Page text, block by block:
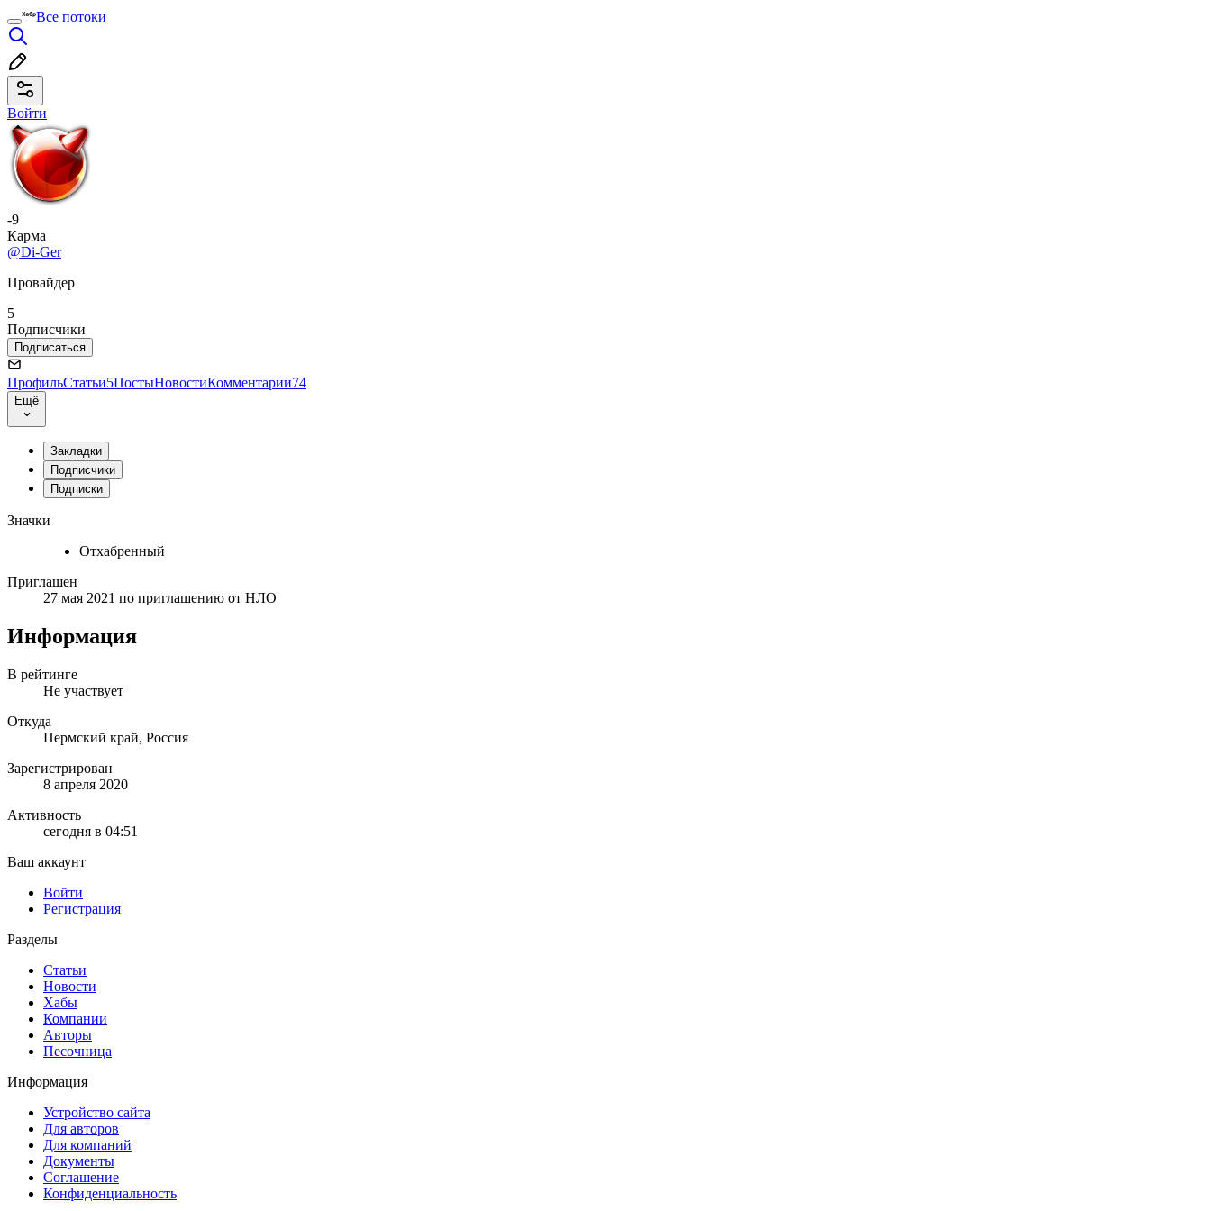
Все потоки
Войти
-9
Карма
@Di-Ger
Провайдер
5
Подписчики
Подписаться
ПрофильСтатьи5ПостыНовостиКомментарии74
Ещё
Закладки
Подписчики
Подписки
Значки
Отхабренный
Приглашен
27 мая 2021 по приглашению от НЛО
Информация
В рейтинге
Не участвует
Откуда
Пермский край, Россия
Зарегистрирован
8 апреля 2020
Активность
сегодня в 04:51
Ваш аккаунт
Войти
Регистрация
Разделы
Статьи
Новости
Хабы
Компании
Авторы
Песочница
Информация
Устройство сайта
Для авторов
Для компаний
Документы
Соглашение
Конфиденциальность